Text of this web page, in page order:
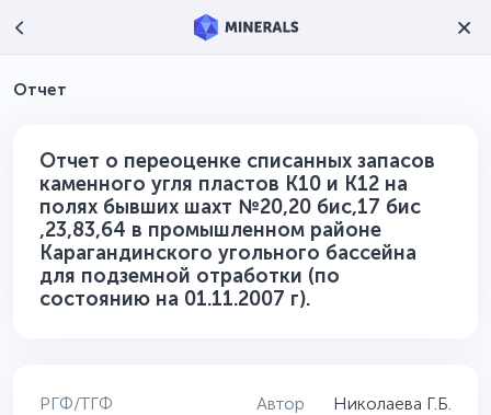
Отчет
Отчет о переоценке списанных запасов
каменного угля пластов К10 и К12 на
полях бывших шахт №20,20 бис,17 бис
,23,83,64 в промышленном районе
Карагандинского угольного бассейна
для подземной отработки (по
состоянию на 01.11.2007 г).
РГФ/ТГФ
Автор Николаева Г.Б.